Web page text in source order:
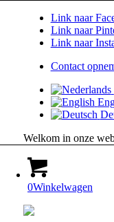
Link naar
Link naar
Link naar
Contact
Welkom in onze
0Winkelwagen